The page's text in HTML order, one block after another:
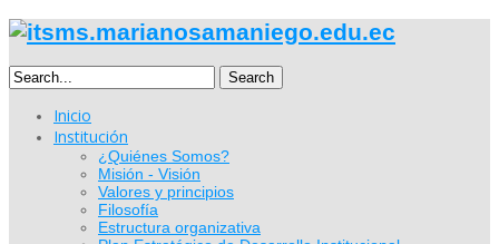
Search
Inicio
Institución
¿Quiénes Somos?
Misión - Visión
Valores y principios
Filosofía
Estructura organizativa